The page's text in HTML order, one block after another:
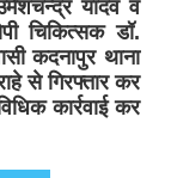
यादव व
चिकित्सक डॉ.
कदनापुर थाना
से गिरफ्तार कर
कार्रवाई कर